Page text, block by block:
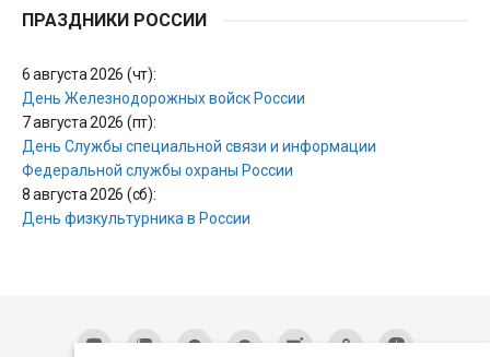
ПРАЗДНИКИ РОССИИ
6 августа 2026 (чт):
День Железнодорожных войск России
7 августа 2026 (пт):
День Службы специальной связи и информации
Федеральной службы охраны России
8 августа 2026 (сб):
День физкультурника в России